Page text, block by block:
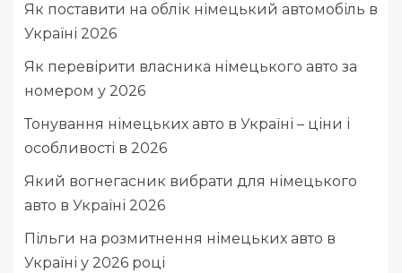
Як поставити на облік німецький автомобіль в
Україні 2026
Як перевірити власника німецького авто за
номером у 2026
Тонування німецьких авто в Україні – ціни і
особливості в 2026
Який вогнегасник вибрати для німецького
авто в Україні 2026
Пільги на розмитнення німецьких авто в
Україні у 2026 році